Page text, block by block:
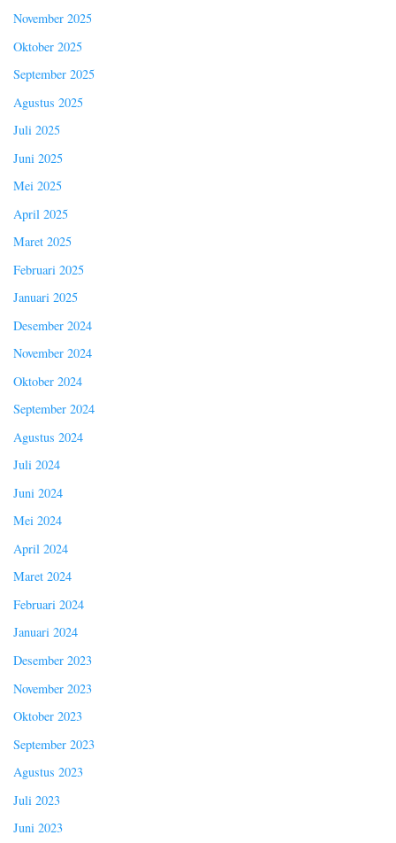
November 2025
Oktober 2025
September 2025
Agustus 2025
Juli 2025
Juni 2025
Mei 2025
April 2025
Maret 2025
Februari 2025
Januari 2025
Desember 2024
November 2024
Oktober 2024
September 2024
Agustus 2024
Juli 2024
Juni 2024
Mei 2024
April 2024
Maret 2024
Februari 2024
Januari 2024
Desember 2023
November 2023
Oktober 2023
September 2023
Agustus 2023
Juli 2023
Juni 2023